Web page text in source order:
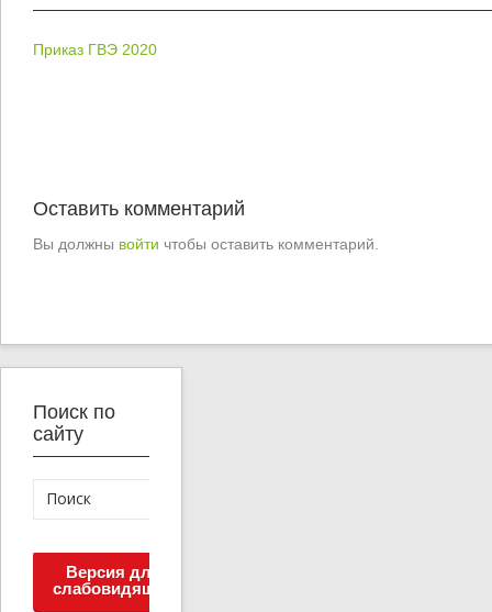
Приказ ГВЭ 2020
Оставить комментарий
Вы должны войти чтобы оставить комментарий.
Поиск по
сайту
Версия для
слабовидящих